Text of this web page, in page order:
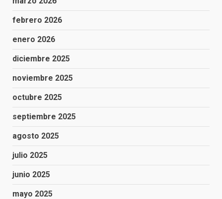
febrero 2026
enero 2026
diciembre 2025
noviembre 2025
octubre 2025
septiembre 2025
agosto 2025
julio 2025
junio 2025
mayo 2025